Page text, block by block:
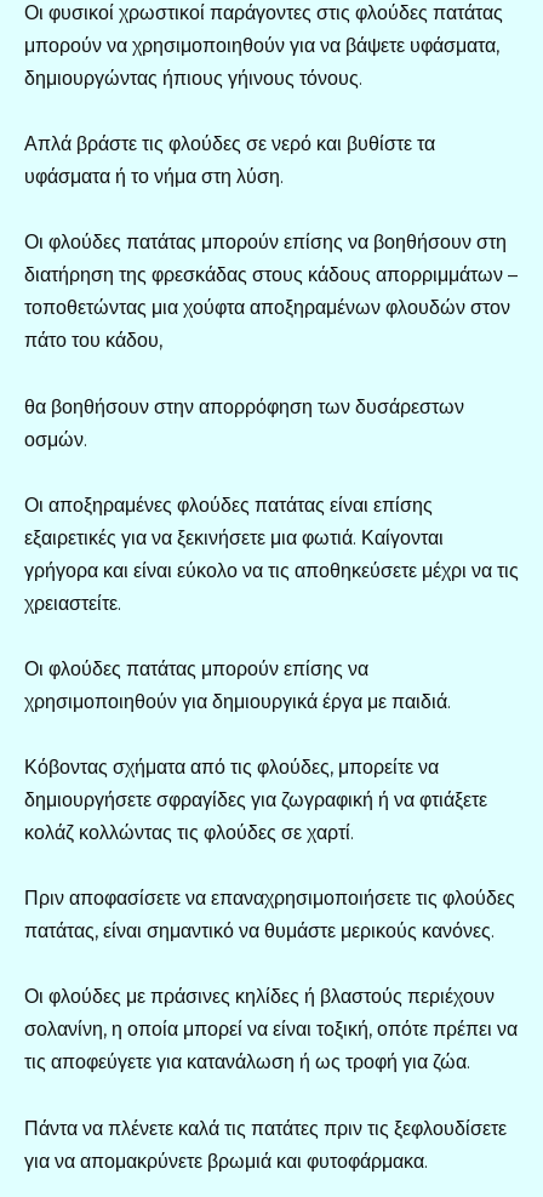
Οι φυσικοί χρωστικοί παράγοντες στις φλούδες πατάτας
μπορούν να χρησιμοποιηθούν για να βάψετε υφάσματα,
δημιουργώντας ήπιους γήινους τόνους.
Απλά βράστε τις φλούδες σε νερό και βυθίστε τα
υφάσματα ή το νήμα στη λύση.
Οι φλούδες πατάτας μπορούν επίσης να βοηθήσουν στη
διατήρηση της φρεσκάδας στους κάδους απορριμμάτων –
τοποθετώντας μια χούφτα αποξηραμένων φλουδών στον
πάτο του κάδου,
θα βοηθήσουν στην απορρόφηση των δυσάρεστων
οσμών.
Οι αποξηραμένες φλούδες πατάτας είναι επίσης
εξαιρετικές για να ξεκινήσετε μια φωτιά. Καίγονται
γρήγορα και είναι εύκολο να τις αποθηκεύσετε μέχρι να τις
χρειαστείτε.
Οι φλούδες πατάτας μπορούν επίσης να
χρησιμοποιηθούν για δημιουργικά έργα με παιδιά.
Κόβοντας σχήματα από τις φλούδες, μπορείτε να
δημιουργήσετε σφραγίδες για ζωγραφική ή να φτιάξετε
κολάζ κολλώντας τις φλούδες σε χαρτί.
Πριν αποφασίσετε να επαναχρησιμοποιήσετε τις φλούδες
πατάτας, είναι σημαντικό να θυμάστε μερικούς κανόνες.
Οι φλούδες με πράσινες κηλίδες ή βλαστούς περιέχουν
σολανίνη, η οποία μπορεί να είναι τοξική, οπότε πρέπει να
τις αποφεύγετε για κατανάλωση ή ως τροφή για ζώα.
Πάντα να πλένετε καλά τις πατάτες πριν τις ξεφλουδίσετε
για να απομακρύνετε βρωμιά και φυτοφάρμακα.